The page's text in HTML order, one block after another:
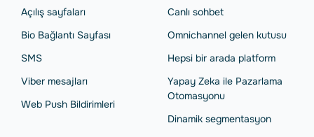
Açılış sayfaları
Bio Bağlantı Sayfası
SMS
Viber mesajları
Web Push Bildirimleri
Сanlı sohbet
Omnichannel gelen kutusu
Hepsi bir arada platform
Yapay Zeka ile Pazarlama
Otomasyonu
Dinamik segmentasyon